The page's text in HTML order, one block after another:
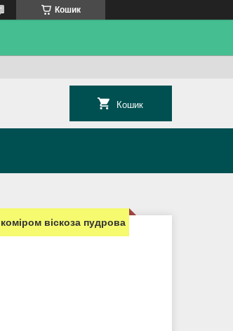
Кошик
Кошик
віскоза пудрова